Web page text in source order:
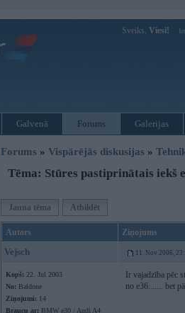
Sveiks, Viesi!
Galvenā Forums Galerijas
Forums » Vispārējās diskusijas »
Tēma: Stūres pastiprinātais iekš
Jauna tēma Atbildēt
Autors Ziņojums
Vejsch 11. Nov 2006,
Kopš: 22. Jul 2003
No: Baldone
Ziņojumi: 14
Braucu ar: BMW e30 / Audi A4
Ir vajadzība pēc
no e36....... bet